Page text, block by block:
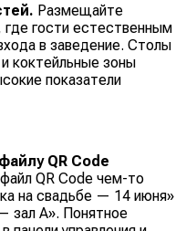
Размещайте
где гости естественным
в заведение. Столы
коктейльные зоны
показатели
QR Code
QR Code чем-то
на свадьбе — 14 июня»
зал A». Понятное